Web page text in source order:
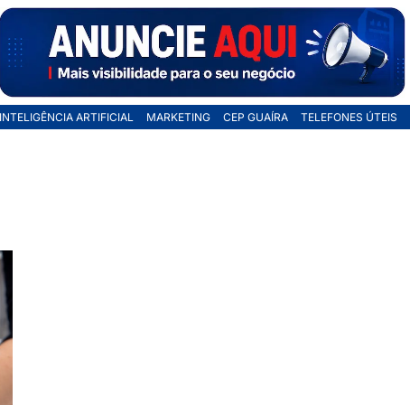
INTELIGÊNCIA ARTIFICIAL MARKETING CEP GUAÍRA TELEFONES ÚTEIS